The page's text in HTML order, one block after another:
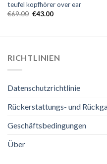
teufel kopfhörer over ear
€69.00 €43.00
RICHTLINIEN
Datenschutzrichtlinie
Rückerstattungs- und
Geschäftsbedingungen
Über